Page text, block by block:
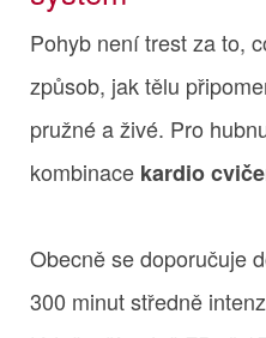
Pohyb není trest za to,
způsob, jak tělu
pružné a živé. Pro
kombinace kardio
Obecně se doporučuje
300 minut středně